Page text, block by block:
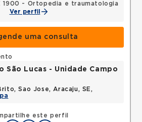
1900 - Ortopedia e traumatologia
Ver perfil
uma consulta
este perfil
São Lucas - Unidade Campo
Sao Jose, Aracaju, SE,